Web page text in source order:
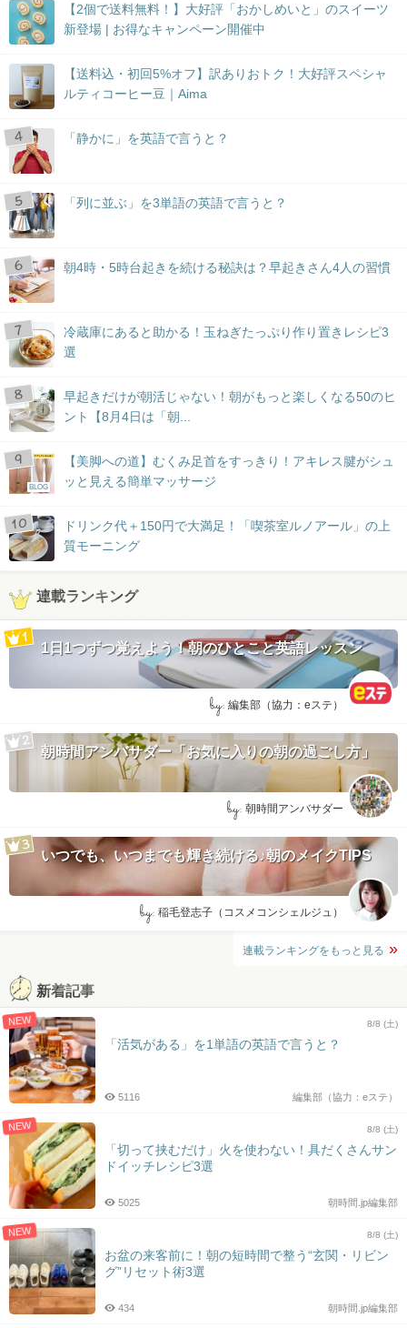
【2個で送料無料！】大好評「おかしめいと」のスイーツ
新登場 | お得なキャンペーン開催中
【送料込・初回5%オフ】訳ありおトク！大好評スペシャ
ルティコーヒー豆｜Aima
「静かに」を英語で言うと？
「列に並ぶ」を3単語の英語で言うと？
朝4時・5時台起きを続ける秘訣は？早起きさん4人の習慣
冷蔵庫にあると助かる！玉ねぎたっぷり作り置きレシピ3
選
早起きだけが朝活じゃない！朝がもっと楽しくなる50のヒ
ント【8月4日は「朝...
BLOG
【美脚への道】むくみ足首をすっきり！アキレス腱がシュ
ッと見える簡単マッサージ
ドリンク代＋150円で大満足！「喫茶室ルノアール」の上
質モーニング
連載ランキング
1日1つずつ覚えよう！朝のひとこと英語レッスン
by: 編集部（協力：eステ）
朝時間アンバサダー「お気に入りの朝の過ごし方」
by: 朝時間アンバサダー
いつでも、いつまでも輝き続ける♪朝のメイクTIPS
by: 稲毛登志子（コスメコンシェルジュ）
連載ランキングをもっと見る
新着記事
NEW 8/8 (土)
「活気がある」を1単語の英語で言うと？
編集部（協力：eステ）
5116
NEW 8/8 (土)
「切って挟むだけ」火を使わない！具だくさんサン
ドイッチレシピ3選
朝時間.jp編集部
5025
NEW 8/8 (土)
お盆の来客前に！朝の短時間で整う“玄関・リビン
グ”リセット術3選
朝時間.jp編集部
434